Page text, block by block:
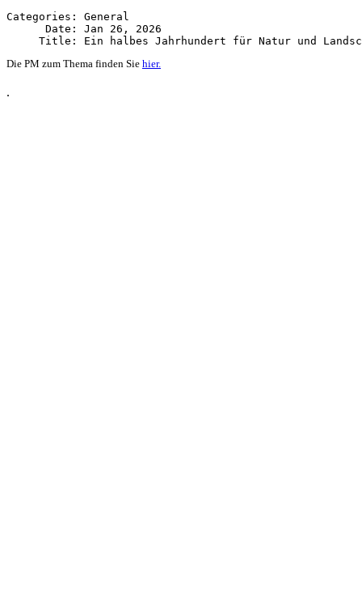
Categories: General
      Date: Jan 26, 2026
Die PM zum Thema finden Sie hier.
.